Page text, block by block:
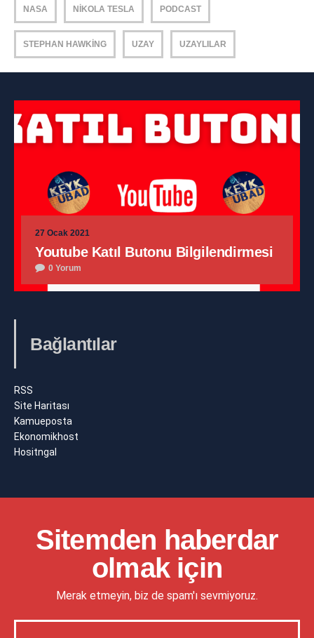
NASA NIKOLA TESLA PODCAST
STEPHAN HAWKING UZAY UZAYLILAR
27 Ocak 2021
Youtube Katıl Butonu Bilgilendirmesi
0 Yorum
Bağlantılar
RSS
Site Haritası
Kamueposta
Ekonomikhost
Hositngal
Sitemden haberdar
olmak için
Merak etmeyin, biz de spam'ı sevmiyoruz.